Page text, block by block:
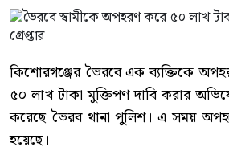
কিশোরগঞ্জের ভৈরবে এক ব্যক্তিকে
৫০ লাখ টাকা মুক্তিপণ দাবি করার
করেছে ভৈরব থানা পুলিশ। এ সময়
হয়েছে।